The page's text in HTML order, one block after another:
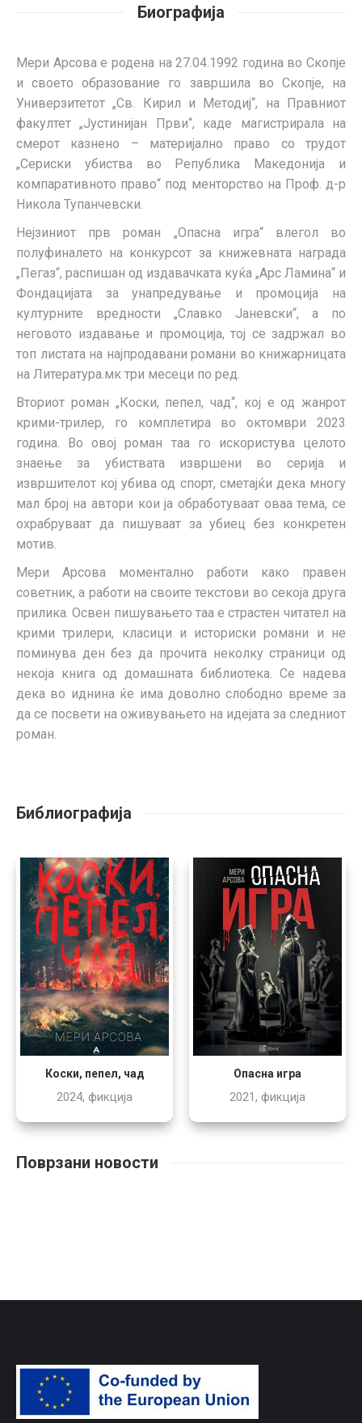
Биографија
Мери Арсова е родена на 27.04.1992 година во Скопје
и своето образование го завршила во Скопје, на
Универзитетот „Св. Кирил и Методиј“, на Правниот
факултет „Јустинијан Први“, каде магистрирала на
смерот казнено – материјално право со трудот
„Сериски убиства во Република Македонија и
компаративното право“ под менторство на Проф. д-р
Никола Тупанчевски.
Нејзиниот прв роман „Опасна игра“ влегол во
полуфиналето на конкурсот за книжевната награда
„Пегаз“, распишан од издавачката куќа „Арс Ламина“ и
Фондацијата за унапредување и промоција на
културните вредности „Славко Јаневски“, а по
неговото издавање и промоција, тој се задржал во
топ листата на најпродавани романи во книжарницата
на Литература.мк три месеци по ред.
Вториот роман „Коски, пепел, чад“, кој е од жанрот
крими-трилер, го комплетира во октомври 2023
година. Во овој роман таа го искористува целото
знаење за убиствата извршени во серија и
извршителот кој убива од спорт, сметајќи дека многу
мал број на автори кои ја обработуваат оваа тема, се
охрабруваат да пишуваат за убиец без конкретен
мотив.
Мери Арсова моментално работи како правен
советник, а работи на своите текстови во секоја друга
прилика. Освен пишувањето таа е страстен читател на
крими трилери, класици и историски романи и не
поминува ден без да прочита неколку страници од
некоја книга од домашната библиотека. Се надева
дека во иднина ќе има доволно слободно време за
да се посвети на оживувањето на идејата за следниот
роман.
Библиографија
Коски, пепел, чад
2024, фикција
Опасна игра
2021, фикција
Поврзани новости